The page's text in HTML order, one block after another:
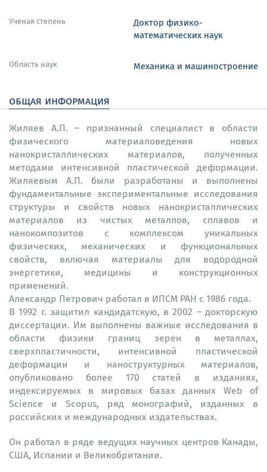
Ученая степень
Доктор физико-
математических наук
Область наук Механика и машиностроение
общая информация
Жиляев А.П. – признанный специалист в области
физического материаловедения новых
нанокристаллических материалов, полученных
методами интенсивной пластической деформации.
Жиляевым А.П. были разработаны и выполнены
фундаментальные экспериментальные исследования
структуры и свойств новых нанокристаллических
материалов из чистых металлов, сплавов и
нанокомпозитов с комплексом уникальных
физических, механических и функциональных
свойств, включая материалы для водородной
энергетики, медицины и конструкционных
применений.
Александр Петрович работал в ИПСМ РАН с 1986 года.
В 1992 г. защитил кандидатскую, в 2002 – докторскую
диссертации. Им выполнены важные исследования в
области физики границ зерен в металлах,
сверхпластичности, интенсивной пластической
деформации и наноструктурных материалов,
опубликовано более 170 статей в изданиях,
индексируемых в мировых базах данных Web of
Science и Scopus, ряд монографий, изданных в
российских и международных издательствах.
Он работал в ряде ведущих научных центров Канады,
США, Испании и Великобритании.